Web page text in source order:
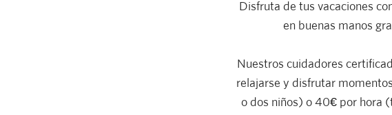
Disfruta de tus vacaciones
en buenas manos
Nuestros cuidadores
relajarse y disfrutar
o dos niños) o 40€ por hora